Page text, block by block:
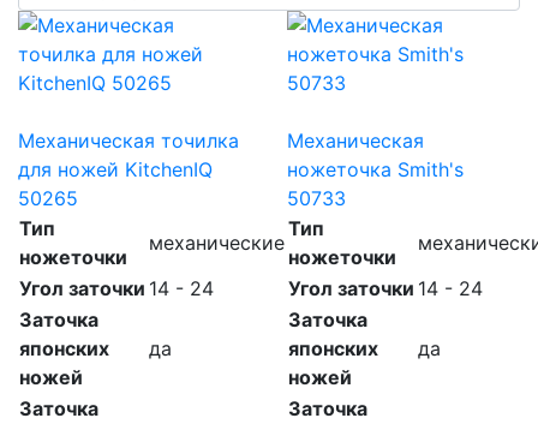
Механическая точилка
для ножей KitchenIQ
50265
Тип
ножеточки
механические
Угол заточки 14 - 24
Заточка
японских
ножей
да
Заточка
Механическая
ножеточка Smith's
50733
Тип
ножеточки
Угол заточки 14 - 24
Заточка
японских
ножей
да
Заточка